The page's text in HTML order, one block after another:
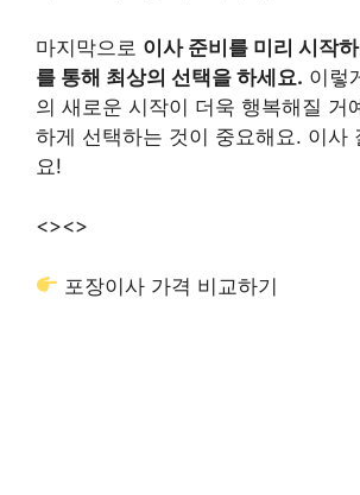
마지막으로 이사 준비를 미리 시작
를 통해 최상의 선택을 하세요. 이렇
의 새로운 시작이 더욱 행복해질 거
하게 선택하는 것이 중요해요. 이사
요!
<><>
포장이사 가격 비교하기